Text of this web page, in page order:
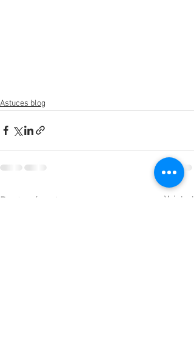
Astuces blog
Posts récents Voir tout